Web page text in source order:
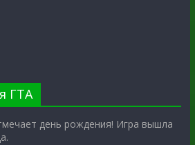
ГТА
день рождения! Игра вышла